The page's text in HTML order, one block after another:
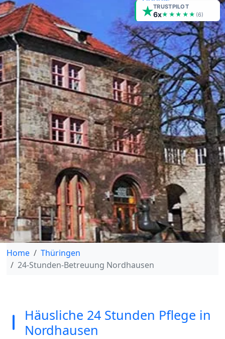
TRUSTPILOT
6x★★★★★ (6)
Home
Thüringen
24-Stunden-Betreuung Nordhausen
Häusliche 24 Stunden Pflege in
Nordhausen